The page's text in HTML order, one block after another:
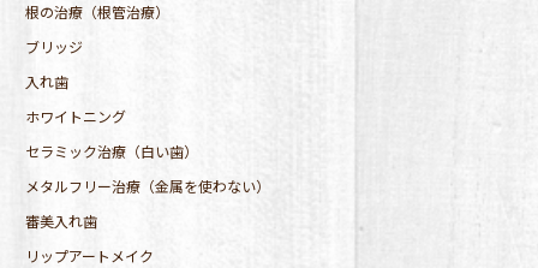
根の治療（根管治療）
ブリッジ
入れ歯
ホワイトニング
セラミック治療（白い歯）
メタルフリー治療（金属を使わない）
審美入れ歯
リップアートメイク